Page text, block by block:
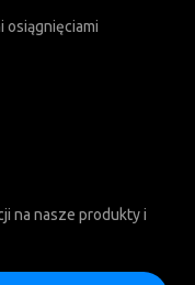
osiągnięciami
na nasze produkty i